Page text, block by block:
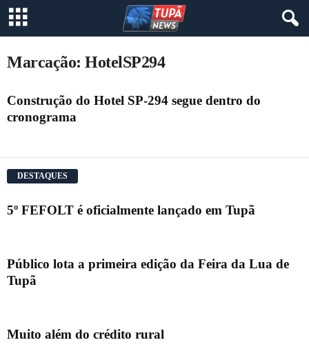
Marcação: HotelSP294
Construção do Hotel SP-294 segue dentro do
cronograma
DESTAQUES
5º FEFOLT é oficialmente lançado em Tupã
Público lota a primeira edição da Feira da Lua de
Tupã
Muito além do crédito rural